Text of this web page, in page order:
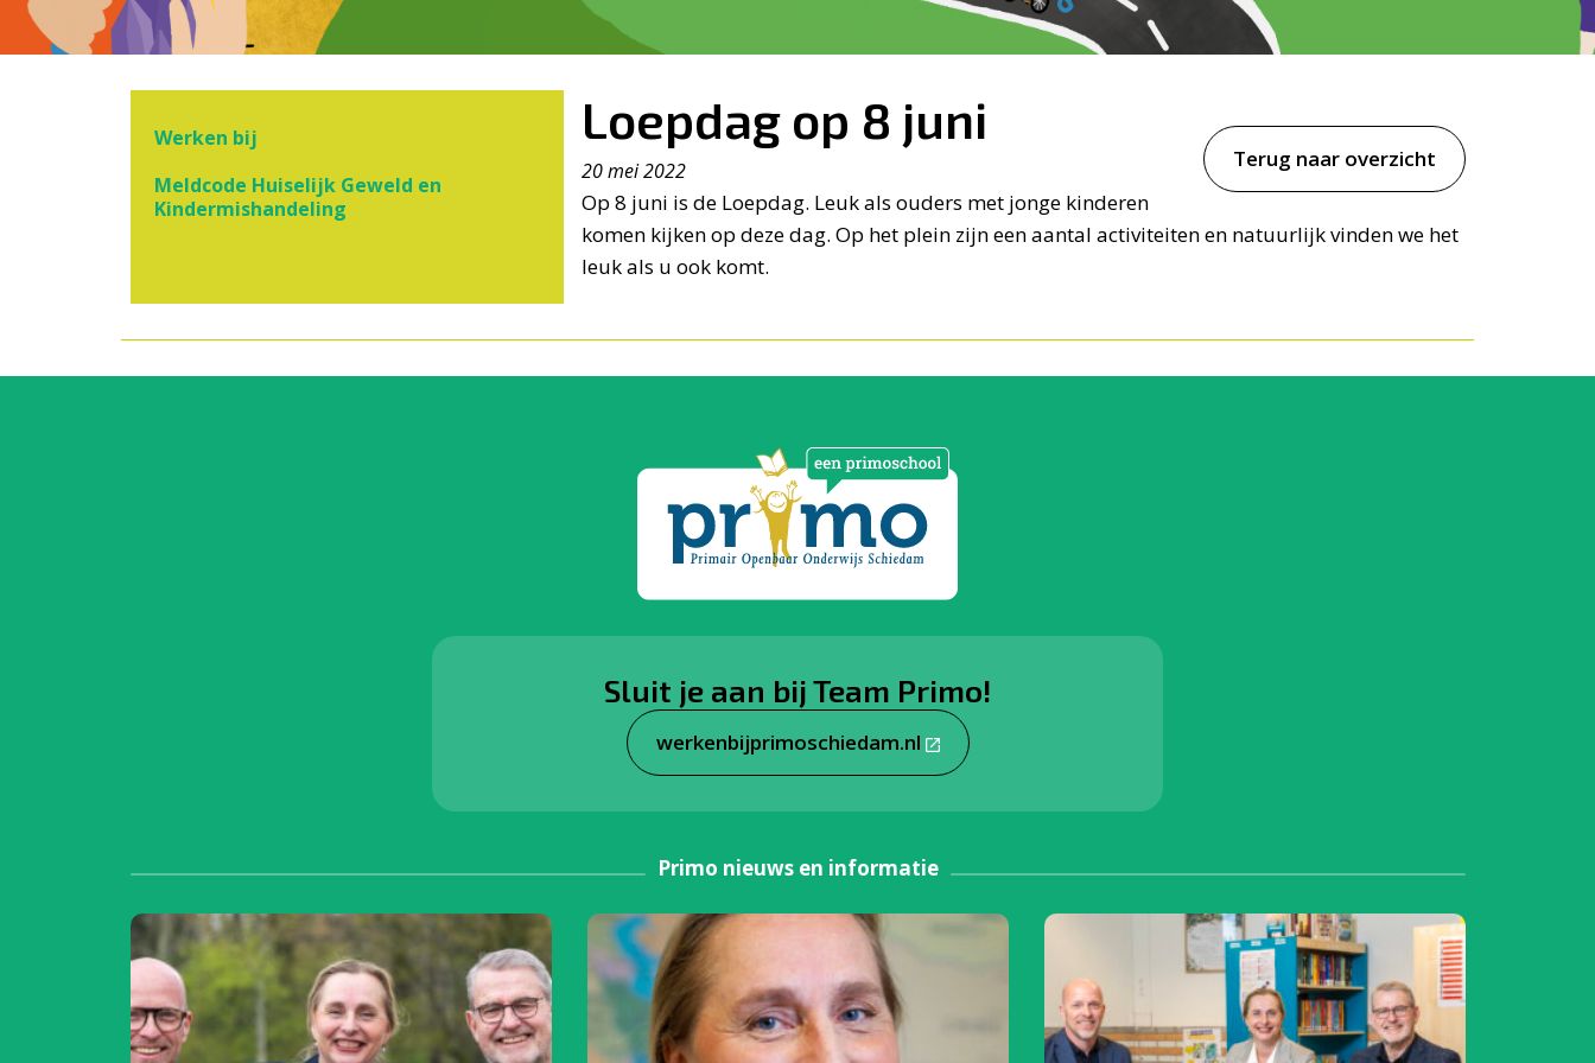
Werken bij
Meldcode Huiselijk Geweld en
Kindermishandeling
Terug naar overzicht
Loepdag op 8 juni
20 mei 2022
Op 8 juni is de Loepdag. Leuk als ouders met jonge kinderen
komen kijken op deze dag. Op het plein zijn een aantal activiteiten en natuurlijk vinden we het
leuk als u ook komt.
Sluit je aan bij Team Primo!
werkenbijprimoschiedam.nl
Primo nieuws en informatie